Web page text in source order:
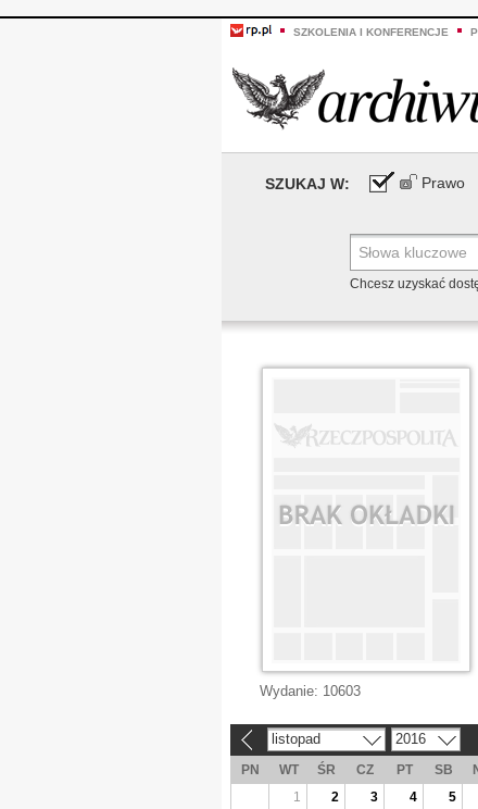
SZKOLENIA I KONFERENCJE
SZUKAJ W: Prawo
Chcesz uzyskać
Wydanie: 10603
listopad 2016
PN WT ŚR CZ PT SB
1
2 3 4 5